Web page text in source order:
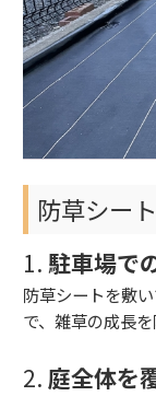
防草シー
1. 駐車場で
防草シートを敷
で、雑草の成長
2. 庭全体を